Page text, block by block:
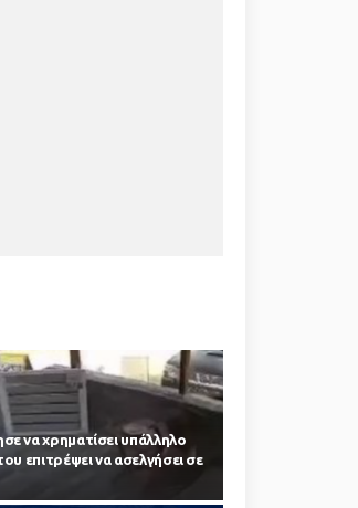
να χρηματίσει υπάλληλο
επιτρέψει να ασελγήσει σε